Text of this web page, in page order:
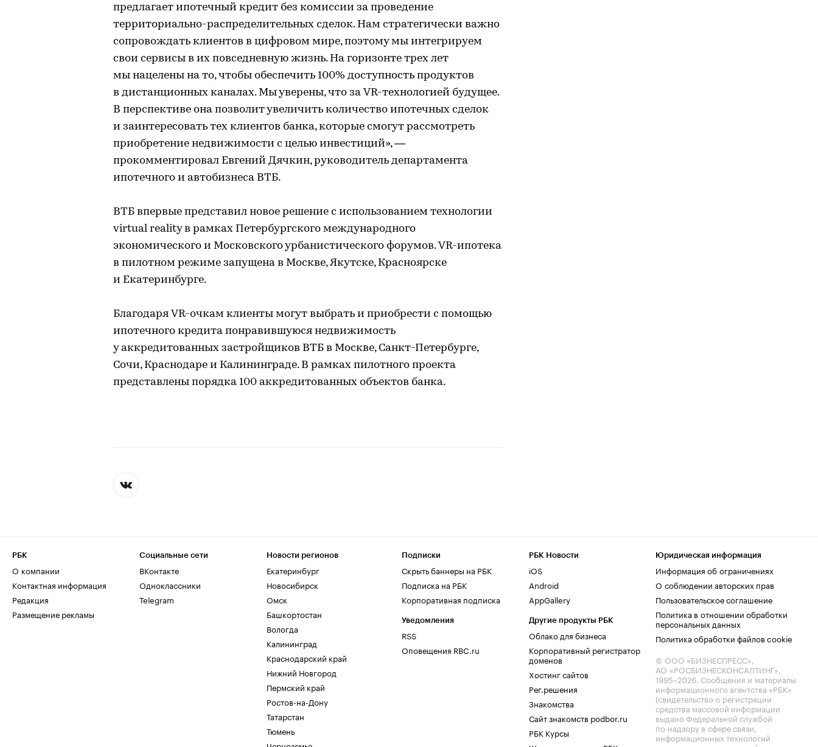
предлагает ипотечный кредит без комиссии за проведение
территориально-распределительных сделок. Нам стратегически важно
сопровождать клиентов в цифровом мире, поэтому мы интегрируем
свои сервисы в их повседневную жизнь. На горизонте трех лет
мы нацелены на то, чтобы обеспечить 100% доступность продуктов
в дистанционных каналах. Мы уверены, что за VR-технологией будущее.
В перспективе она позволит увеличить количество ипотечных сделок
и заинтересовать тех клиентов банка, которые смогут рассмотреть
приобретение недвижимости с целью инвестиций», —
прокомментировал Евгений Дячкин, руководитель департамента
ипотечного и автобизнеса ВТБ.
ВТБ впервые представил новое решение с использованием технологии
virtual reality в рамках Петербургского международного
экономического и Московского урбанистического форумов. VR-ипотека
в пилотном режиме запущена в Москве, Якутске, Красноярске
и Екатеринбурге.
Благодаря VR-очкам клиенты могут выбрать и приобрести с помощью
ипотечного кредита понравившуюся недвижимость
у аккредитованных застройщиков ВТБ в Москве, Санкт-Петербурге,
Сочи, Краснодаре и Калининграде. В рамках пилотного проекта
представлены порядка 100 аккредитованных объектов банка.
РБК
О компании
Контактная информация
Редакция
Размещение рекламы
Социальные сети
ВКонтакте
Одноклассники
Telegram
Новости регионов
Екатеринбург
Новосибирск
Омск
Башкортостан
Вологда
Калининград
Краснодарский край
Нижний Новгород
Пермский край
Ростов-на-Дону
Татарстан
Тюмень
Подписки
Скрыть баннеры на РБК
Подписка на РБК
Корпоративная подписка
Уведомления
RSS
Оповещения RBC.ru
РБК Новости
iOS
Android
AppGallery
Другие продукты РБК
Облако для бизнеса
Корпоративный регистратор
доменов
Хостинг сайтов
Рег.решения
Знакомства
Сайт знакомств podbor.ru
РБК Курсы
Юридическая информация
Информация об ограничениях
О соблюдении авторских прав
Пользовательское соглашение
Политика в отношении обработки
персональных данных
Политика обработки файлов cookie
© ООО «БИЗНЕСПРЕСС»,
АО «РОСБИЗНЕСКОНСАЛТИНГ»,
1995–2026. Сообщения и материалы
информационного агентства «РБК»
(свидетельство о регистрации
средства массовой информации
выдано Федеральной службой
по надзору в сфере связи,
информационных технологий